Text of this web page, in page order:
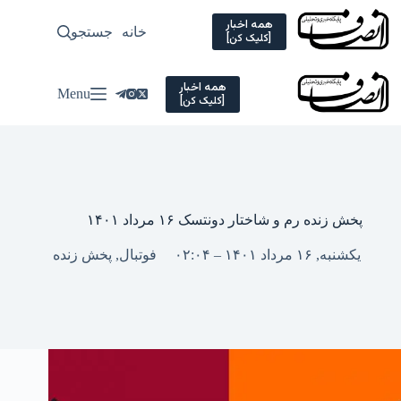
Skip
content
همه اخبار
[کلیک کن] خانه سیاسی
جستجو
همه اخبار
[کلیک کن] Menu
پخش زنده رم و شاختار دونتسک ۱۶ مرداد ۱۴۰۱
یکشنبه, ۱۶ مرداد ۱۴۰۱ – ۰۲:۰۴ فوتبال, پخش زنده